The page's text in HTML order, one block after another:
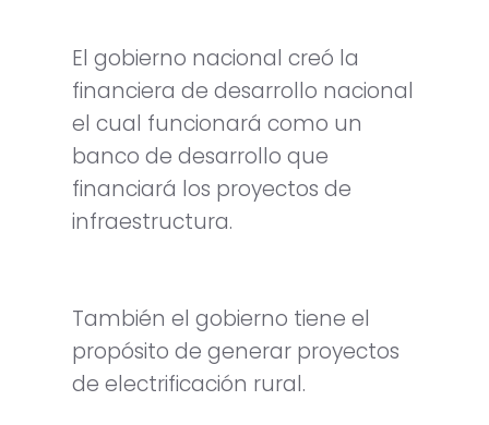
El gobierno nacional creó la
financiera de desarrollo nacional
el cual funcionará como un
banco de desarrollo que
financiará los proyectos de
infraestructura.
También el gobierno tiene el
propósito de generar proyectos
de electrificación rural.